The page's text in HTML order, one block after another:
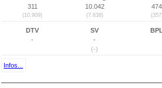
311
(10.909)
10.042
(7.638)
474
DTV
-
SV
-
(-)
BPL
Infos...